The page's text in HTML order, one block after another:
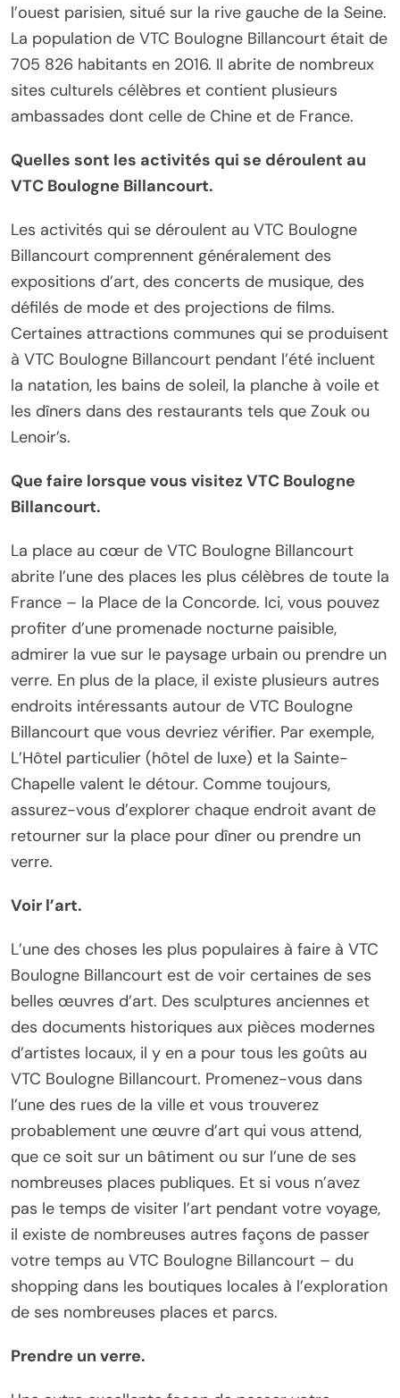
l’ouest parisien, situé sur la rive gauche de la Seine.
La population de VTC Boulogne Billancourt était de
705 826 habitants en 2016. Il abrite de nombreux
sites culturels célèbres et contient plusieurs
ambassades dont celle de Chine et de France.
Quelles sont les activités qui se déroulent au
VTC Boulogne Billancourt.
Les activités qui se déroulent au VTC Boulogne
Billancourt comprennent généralement des
expositions d’art, des concerts de musique, des
défilés de mode et des projections de films.
Certaines attractions communes qui se produisent
à VTC Boulogne Billancourt pendant l’été incluent
la natation, les bains de soleil, la planche à voile et
les dîners dans des restaurants tels que Zouk ou
Lenoir’s.
Que faire lorsque vous visitez VTC Boulogne
Billancourt.
La place au cœur de VTC Boulogne Billancourt
abrite l’une des places les plus célèbres de toute la
France – la Place de la Concorde. Ici, vous pouvez
profiter d’une promenade nocturne paisible,
admirer la vue sur le paysage urbain ou prendre un
verre. En plus de la place, il existe plusieurs autres
endroits intéressants autour de VTC Boulogne
Billancourt que vous devriez vérifier. Par exemple,
L’Hôtel particulier (hôtel de luxe) et la Sainte-
Chapelle valent le détour. Comme toujours,
assurez-vous d’explorer chaque endroit avant de
retourner sur la place pour dîner ou prendre un
verre.
Voir l’art.
L’une des choses les plus populaires à faire à VTC
Boulogne Billancourt est de voir certaines de ses
belles œuvres d’art. Des sculptures anciennes et
des documents historiques aux pièces modernes
d’artistes locaux, il y en a pour tous les goûts au
VTC Boulogne Billancourt. Promenez-vous dans
l’une des rues de la ville et vous trouverez
probablement une œuvre d’art qui vous attend,
que ce soit sur un bâtiment ou sur l’une de ses
nombreuses places publiques. Et si vous n’avez
pas le temps de visiter l’art pendant votre voyage,
il existe de nombreuses autres façons de passer
votre temps au VTC Boulogne Billancourt – du
shopping dans les boutiques locales à l’exploration
de ses nombreuses places et parcs.
Prendre un verre.